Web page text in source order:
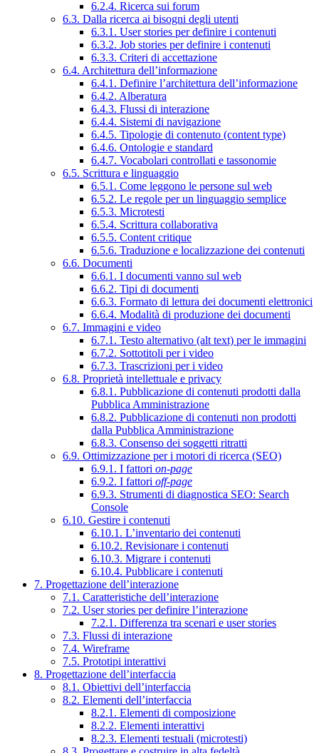
6.2.4. Ricerca sui forum
6.3. Dalla ricerca ai bisogni degli utenti
6.3.1. User stories per definire i contenuti
6.3.2. Job stories per definire i contenuti
6.3.3. Criteri di accettazione
6.4. Architettura dell’informazione
6.4.1. Definire l’architettura dell’informazione
6.4.2. Alberatura
6.4.3. Flussi di interazione
6.4.4. Sistemi di navigazione
6.4.5. Tipologie di contenuto (content type)
6.4.6. Ontologie e standard
6.4.7. Vocabolari controllati e tassonomie
6.5. Scrittura e linguaggio
6.5.1. Come leggono le persone sul web
6.5.2. Le regole per un linguaggio semplice
6.5.3. Microtesti
6.5.4. Scrittura collaborativa
6.5.5. Content critique
6.5.6. Traduzione e localizzazione dei contenuti
6.6. Documenti
6.6.1. I documenti vanno sul web
6.6.2. Tipi di documenti
6.6.3. Formato di lettura dei documenti elettronici
6.6.4. Modalità di produzione dei documenti
6.7. Immagini e video
6.7.1. Testo alternativo (alt text) per le immagini
6.7.2. Sottotitoli per i video
6.7.3. Trascrizioni per i video
6.8. Proprietà intellettuale e privacy
6.8.1. Pubblicazione di contenuti prodotti dalla
Pubblica Amministrazione
6.8.2. Pubblicazione di contenuti non prodotti
dalla Pubblica Amministrazione
6.8.3. Consenso dei soggetti ritratti
6.9. Ottimizzazione per i motori di ricerca (SEO)
6.9.1. I fattori on-page
6.9.2. I fattori off-page
6.9.3. Strumenti di diagnostica SEO: Search
Console
6.10. Gestire i contenuti
6.10.1. L’inventario dei contenuti
6.10.2. Revisionare i contenuti
6.10.3. Migrare i contenuti
6.10.4. Pubblicare i contenuti
7. Progettazione dell’interazione
7.1. Caratteristiche dell’interazione
7.2. User stories per definire l’interazione
7.2.1. Differenza tra scenari e user stories
7.3. Flussi di interazione
7.4. Wireframe
7.5. Prototipi interattivi
8. Progettazione dell’interfaccia
8.1. Obiettivi dell’interfaccia
8.2. Elementi dell’interfaccia
8.2.1. Elementi di composizione
8.2.2. Elementi interattivi
8.2.3. Elementi testuali (microtesti)